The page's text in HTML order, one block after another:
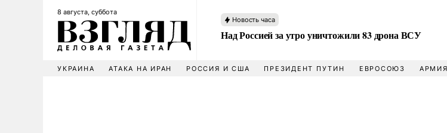
8 августа, суббота
Новость часа
Над Россией за утро уничтожили 83 дрона ВСУ
УКРАИНА АТАКА НА ИРАН РОССИЯ И США ПРЕЗИДЕНТ ПУТИН ЕВРОСОЮЗ